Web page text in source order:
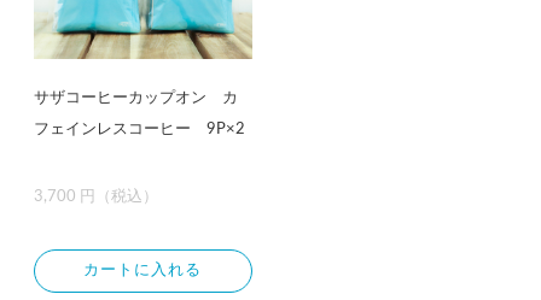
サザコーヒーカップオン カ
フェインレスコーヒー 9P×2
3,700 円（税込）
カートに入れる